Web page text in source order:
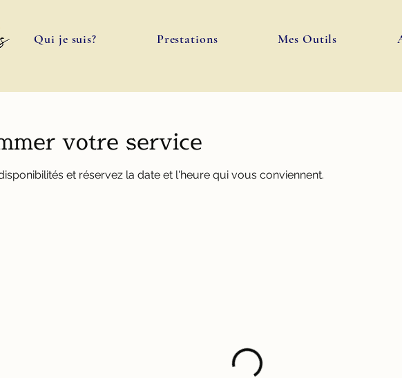
Qui je suis? Prestations Mes Outils
votre service
et réservez la date et l'heure qui vous conviennent.